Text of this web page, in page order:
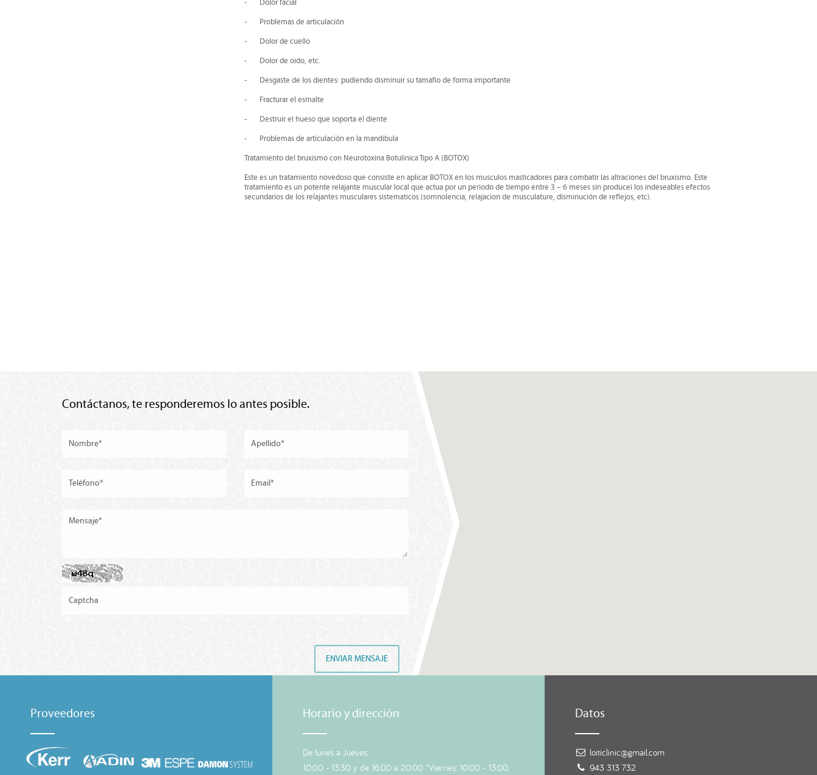
- Dolor facial
- Problemas de articulación
- Dolor de cuello
- Dolor de oido, etc.
- Desgaste de los dientes: pudiendo disminuir su tamafio de forma importante
- Fracturar el esmalte
- Destruir el hueso que soporta el diente
- Problemas de articulación en la mandibula
Tratamiento del bruxismo con Neurotoxina Botulinica Tipo A (BOTOX)
Este es un tratamiento novedoso que consiste en aplicar BOTOX en los musculos masticadores para combatir las altraciones del bruxismo. Este
tratamiento es un potente relajante muscular local que actua por un periodo de tiempo entre 3 – 6 meses sin producei los indeseables efectos
secundarios de los relajantes musculares sistematicos (somnolencia, relajacion de musculature, disminución de reflejos, etc).
Contáctanos, te responderemos lo antes posible.
ENVIAR MENSAJE
Proveedores Horario y dirección
De lunes a Jueves:
10:00 - 13:30 y de 16:00 a 20:00 *Viernes: 10:00 - 13:00.
Datos
loiticlinic@gmail.com
943 313 732